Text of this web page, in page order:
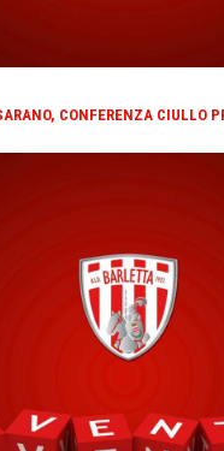
CONFERENZA CIULLO